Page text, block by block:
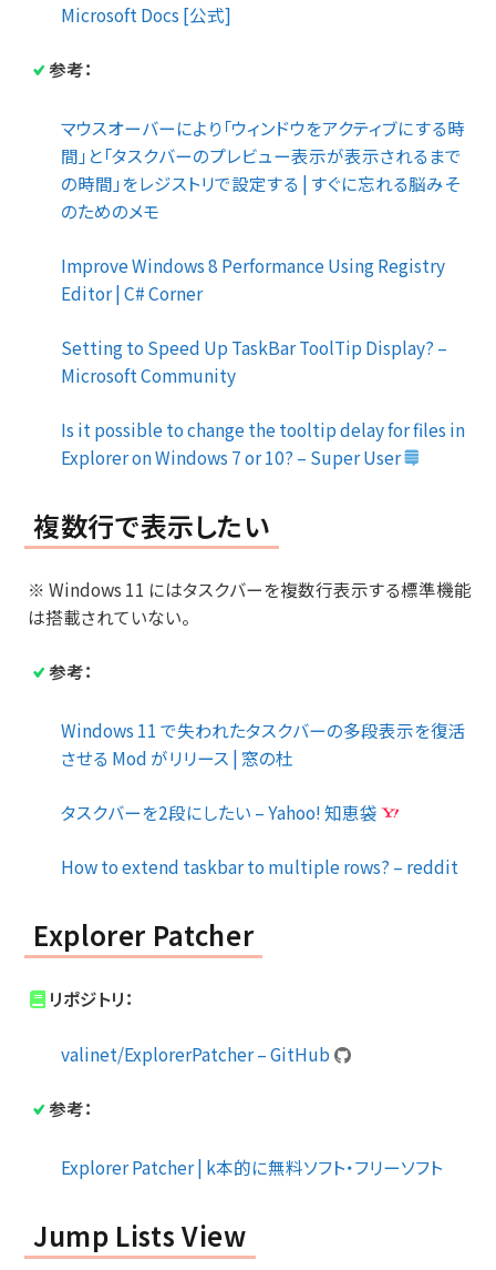
Microsoft Docs [公式]
参考：
マウスオーバーにより「ウィンドウをアクティブにする時
間」と「タスクバーのプレビュー表示が表示されるまで
の時間」をレジストリで設定する | すぐに忘れる脳みそ
のためのメモ
Improve Windows 8 Performance Using Registry
Editor | C# Corner
Setting to Speed Up TaskBar ToolTip Display? –
Microsoft Community
Is it possible to change the tooltip delay for files in
Explorer on Windows 7 or 10? – Super User
複数行で表示したい
※ Windows 11 にはタスクバーを複数行表示する標準機能
は搭載されていない。
参考：
Windows 11 で失われたタスクバーの多段表示を復活
させる Mod がリリース | 窓の杜
タスクバーを2段にしたい – Yahoo! 知恵袋
How to extend taskbar to multiple rows? – reddit
Explorer Patcher
リポジトリ：
valinet/ExplorerPatcher – GitHub
参考：
Explorer Patcher | k本的に無料ソフト・フリーソフト
Jump Lists View